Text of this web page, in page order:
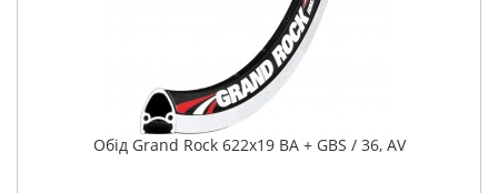
Обід Grand Rock 622x19 BA + GBS / 36, AV